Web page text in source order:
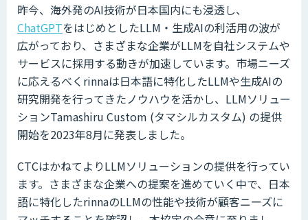
昨今、海外発のAI技術が日本国内にも浸透し、
ChatGPTをはじめとしたLLM・生成AIの利活用の波が
広がっており、さまざまな企業がLLMを自社システムや
サービスに採用する動きが加速しています。市場ニーズ
に応えるべくrinnaは日本語に特化したLLMや生成AIの
研究開発を行ってきたノウハウを活かし、LLMソリュー
ションTamashiru Custom (タマシルカスタム) の提供
開始を2023年8月に発表しました。
CTCはかねてよりLLMソリューションの提供を行ってい
ます。さまざまな企業への提案を進めていく中で、日本
語に特化したrinnaのLLMの性能や技術が顧客ニーズに